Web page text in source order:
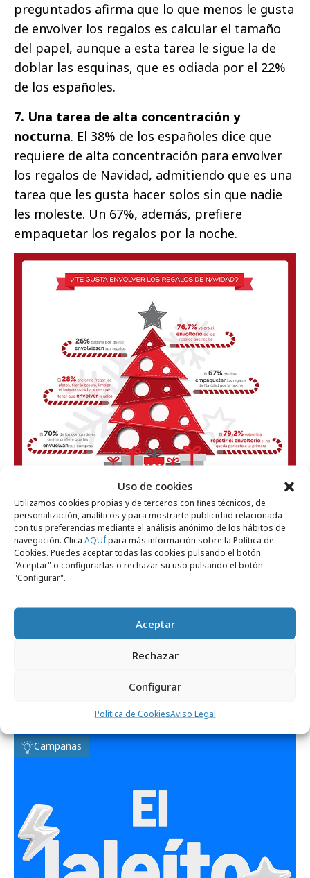
Uso de cookies
Utilizamos cookies propias y de terceros con fines técnicos, de
personalización, analíticos y para mostrarte publicidad relacionada
con tus preferencias mediante el análisis anónimo de los hábitos de
navegación. Clica AQUÍpara más información sobre la Política de
Cookies. Puedes aceptar todas las cookies pulsando el botón
"Aceptar" o configurarlas o rechazar su uso pulsando el botón
"Configurar".
Aceptar
Rechazar
Configurar
Política de CookiesAviso Legal
preguntados afirma que lo que menos le gusta
de envolver los regalos es calcular el tamaño
del papel, aunque a esta tarea le sigue la de
doblar las esquinas, que es odiada por el 22%
de los españoles.
7. Una tarea de alta concentración y
nocturna. El 38% de los españoles dice que
requiere de alta concentración para envolver
los regalos de Navidad, admitiendo que es una
tarea que les gusta hacer solos sin que nadie
les moleste. Un 67%, además, prefiere
empaquetar los regalos por la noche.
Comparte
Noticias Relacionadas
Campañas